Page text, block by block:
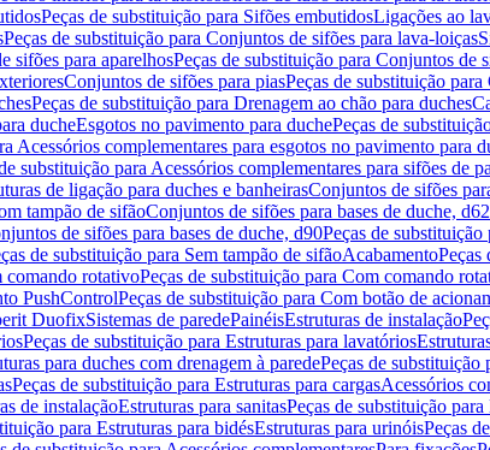
Peças de substituição para Sifões embutidosLigações ao
Peças de substituição para Conjuntos de sifões para lava-loiças
sifões para aparelhosPeças de substituição para Conjuntos de
Conjuntos de sifões para piasPeças de substituição
Peças de substituição para Drenagem ao chão para duches
ducheEsgotos no pavimento para duchePeças de
Acessórios complementares para esgotos no pavimento para
substituição para Acessórios complementares para sifões de
de ligação para duches e banheirasConjuntos de sifões
tampão de sifãoConjuntos de sifões para bases de duche, d62
de sifões para bases de duche, d90Peças de
de substituição para Sem tampão de sifãoAcabamentoPeças
comando rotativoPeças de substituição para Com comando
PushControlPeças de substituição para Com botão de
DuofixSistemas de paredePainéisEstruturas de instalação
Peças de substituição para Estruturas para lavatórios
para duches com drenagem à paredePeças de substituição
Peças de substituição para Estruturas para cargasAcessórios
de instalaçãoEstruturas para sanitasPeças de substituição
para Estruturas para bidésEstruturas para urinóisPeças